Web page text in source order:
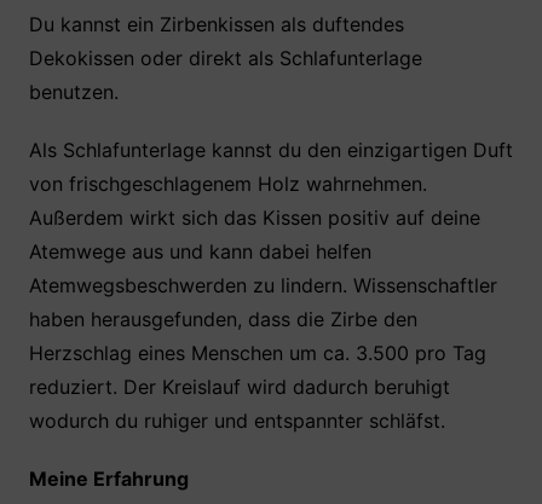
Du kannst ein Zirbenkissen als duftendes
Dekokissen oder direkt als Schlafunterlage
benutzen.
Als Schlafunterlage kannst du den einzigartigen Duft
von frischgeschlagenem Holz wahrnehmen.
Außerdem wirkt sich das Kissen positiv auf deine
Atemwege aus und kann dabei helfen
Atemwegsbeschwerden zu lindern. Wissenschaftler
haben herausgefunden, dass die Zirbe den
Herzschlag eines Menschen um ca. 3.500 pro Tag
reduziert. Der Kreislauf wird dadurch beruhigt
wodurch du ruhiger und entspannter schläfst.
Meine Erfahrung